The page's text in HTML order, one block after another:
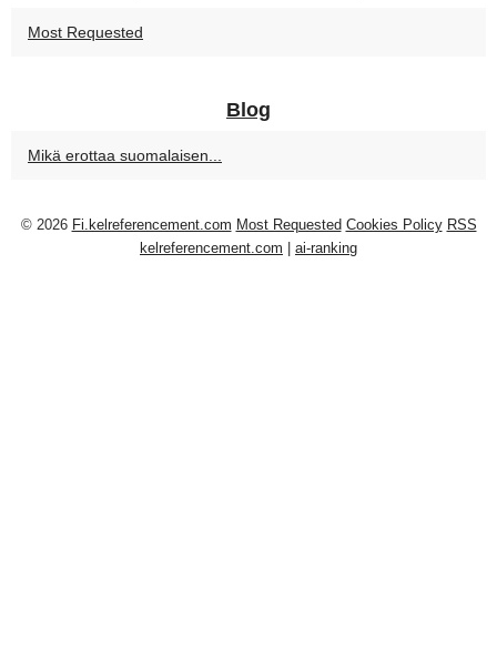
Most Requested
Blog
Mikä erottaa suomalaisen...
© 2026 Fi.kelreferencement.com Most Requested Cookies Policy RSS
kelreferencement.com
ai-ranking